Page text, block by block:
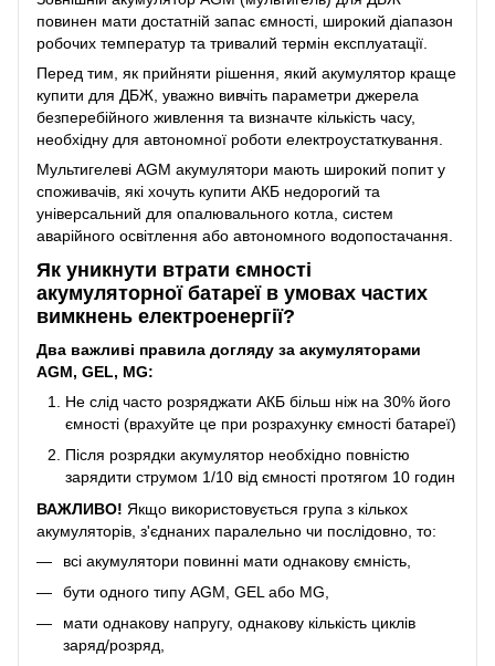
повинен мати достатній запас ємності, широкий діапазон
робочих температур та тривалий термін експлуатації.
Перед тим, як прийняти рішення, який акумулятор краще
купити для ДБЖ, уважно вивчіть параметри джерела
безперебійного живлення та визначте кількість часу,
необхідну для автономної роботи електроустаткування.
Мультигелеві AGM акумулятори мають широкий попит у
споживачів, які хочуть купити АКБ недорогий та
універсальний для опалювального котла, систем
аварійного освітлення або автономного водопостачання.
Як уникнути втрати ємності
акумуляторної батареї в умовах частих
вимкнень електроенергії?
Два важливі правила догляду за акумуляторами
AGM, GEL, MG:
Не слід часто розряджати АКБ більш ніж на 30% його
ємності (врахуйте це при розрахунку ємності батареї)
Після розрядки акумулятор необхідно повністю
зарядити струмом 1/10 від ємності протягом 10 годин
ВАЖЛИВО! Якщо використовується група з кількох
акумуляторів, з'єднаних паралельно чи послідовно, то:
всі акумулятори повинні мати однакову ємність,
бути одного типу AGM, GEL або MG,
мати однакову напругу, однакову кількість циклів
заряд/розряд,